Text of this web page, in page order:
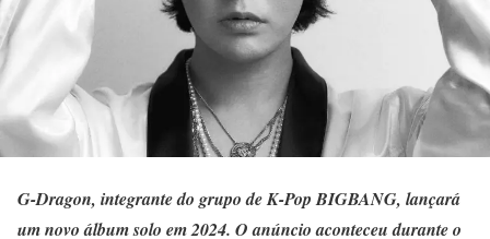
G-Dragon, integrante do grupo de K-Pop BIGBANG, lançará
um novo álbum solo em 2024. O anúncio aconteceu durante o